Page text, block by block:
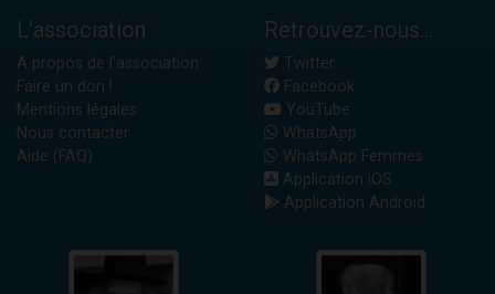
L'association
A propos de l'association
Faire un don !
Mentions légales
Nous contacter
Aide (FAQ)
Retrouvez-nous...
Twitter
Facebook
YouTube
WhatsApp
WhatsApp Femmes
Application iOS
Application Android